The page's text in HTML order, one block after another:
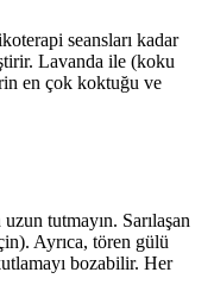
seansları kadar
Lavanda ile (koku
en çok koktuğu ve
tutmayın. Sarılaşan
Ayrıca, tören gülü
bozabilir. Her